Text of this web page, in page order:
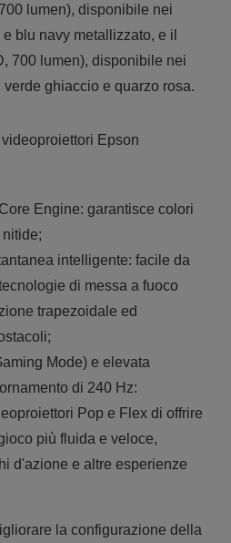
lumen), disponibile nei
blu navy metallizzato, e il
700 lumen), disponibile nei
ghiaccio e quarzo rosa.
Epson
Engine: garantisce colori
intelligente: facile da
di messa a fuoco
trapezoidale ed
Mode) e elevata
di 240 Hz:
Pop e Flex di offrire
più fluida e veloce,
d'azione e altre esperienze
la configurazione della